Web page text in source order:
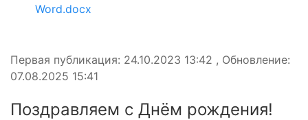
Word.docx
Первая публикация: 24.10.2023 13:42 , Обновление:
07.08.2025 15:41
Поздравляем с Днём рождения!